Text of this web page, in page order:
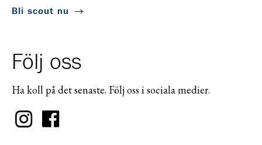
Bli scout nu
Följ oss
Ha koll på det senaste. Följ oss i sociala medier.